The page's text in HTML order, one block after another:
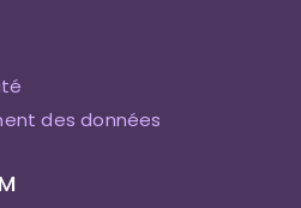
des données